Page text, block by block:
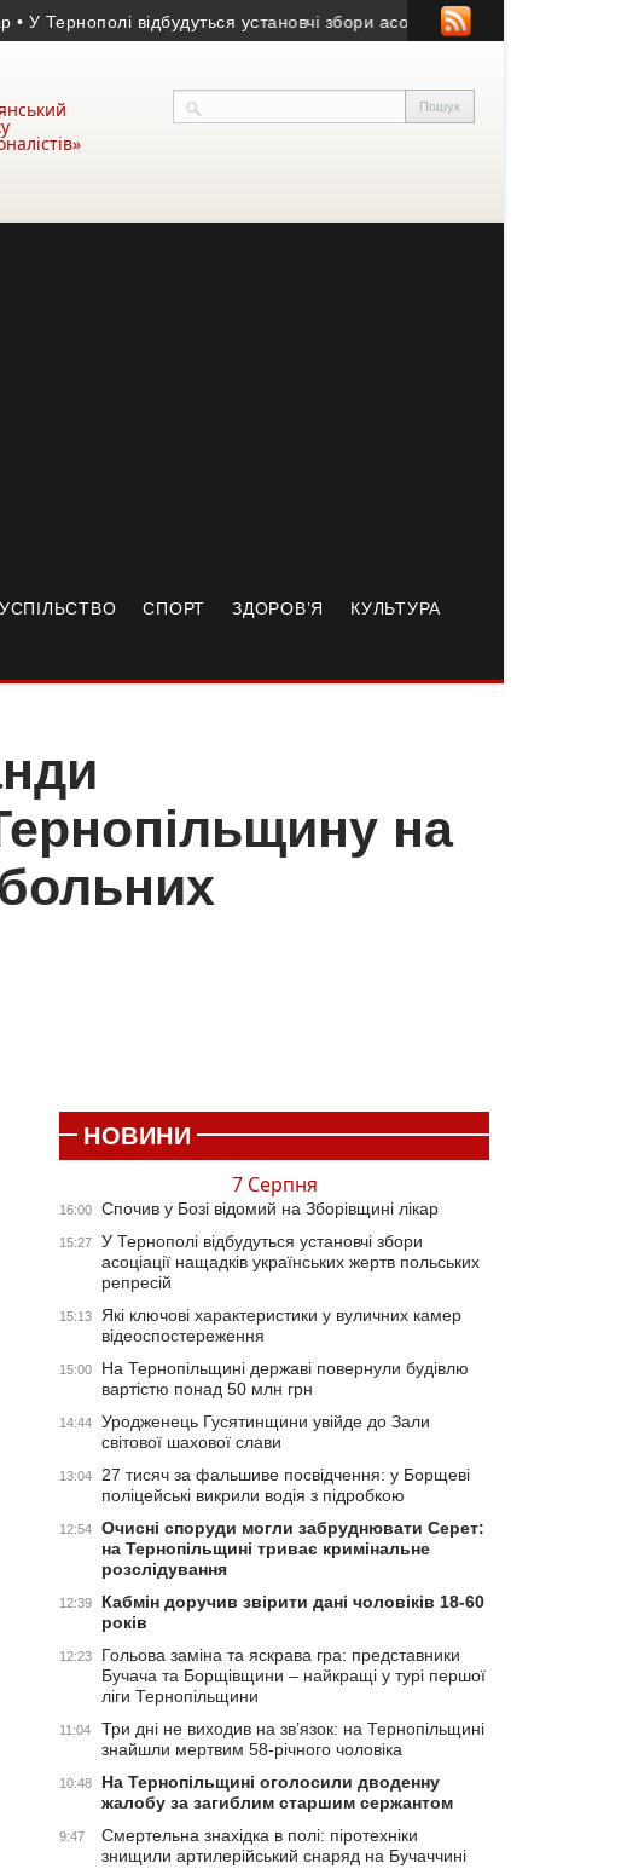
відбудуться установчі збори асоціації нащадків українських
СПОРТ ЗДОРОВ’Я КУЛЬТУРА
на
НОВИНИ
7 Серпня
16:00 Спочив у Бозі відомий на Зборівщині лікар
15:27
У Тернополі відбудуться установчі збори
асоціації нащадків українських жертв польських
репресій
15:13
Які ключові характеристики у вуличних камер
відеоспостереження
15:00
На Тернопільщині державі повернули будівлю
вартістю понад 50 млн грн
14:44
Уродженець Гусятинщини увійде до Зали
світової шахової слави
13:04
27 тисяч за фальшиве посвідчення: у Борщеві
поліцейські викрили водія з підробкою
12:54
Очисні споруди могли забруднювати Серет:
на Тернопільщині триває кримінальне
розслідування
12:39
Кабмін доручив звірити дані чоловіків 18-60
років
12:23
Гольова заміна та яскрава гра: представники
Бучача та Борщівщини – найкращі у турі першої
ліги Тернопільщини
11:04
Три дні не виходив на зв’язок: на Тернопільщині
знайшли мертвим 58-річного чоловіка
10:48
На Тернопільщині оголосили дводенну
жалобу за загиблим старшим сержантом
9:47
Смертельна знахідка в полі: піротехніки
знищили артилерійський снаряд на Бучаччині